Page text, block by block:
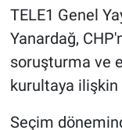
TELE1 Genel
Yanardağ,
soruşturma ve
kurultaya
Seçim
Gündem
Günün